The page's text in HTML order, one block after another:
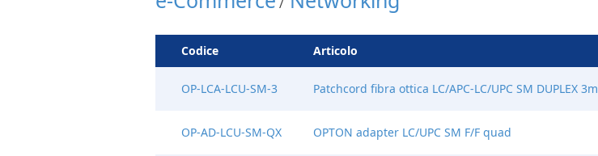
/
Codice Articolo
OP-LCA-LCU-SM-3 Patchcord fibra ottica LC/APC-LC/UPC SM DUPLEX 3m
OP-AD-LCU-SM-QX OPTON adapter LC/UPC SM F/F quad